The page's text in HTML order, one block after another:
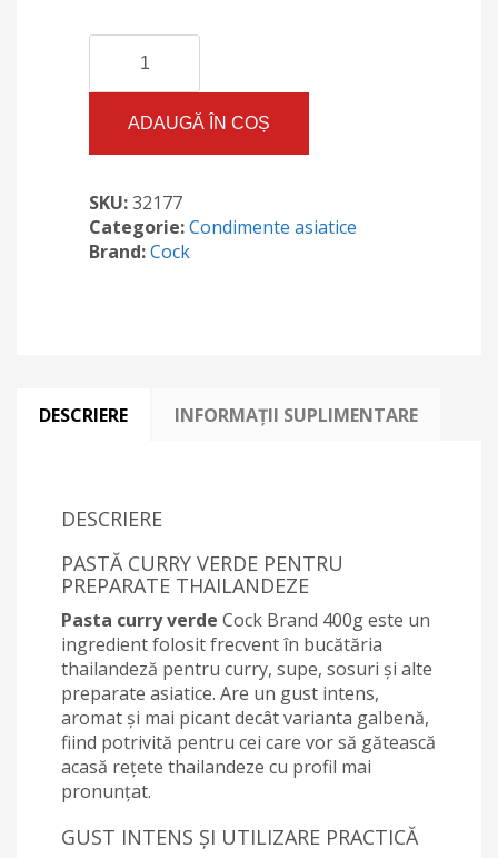
Curry
verde
400g
ADAUGĂ ÎN COȘ
SKU:32177
Categorie:Condimente asiatice
Brand:Cock
DESCRIERE INFORMAȚII SUPLIMENTARE
DESCRIERE
PASTĂ CURRY VERDE PENTRU
PREPARATE THAILANDEZE
Pasta curry verde Cock Brand 400g este un
ingredient folosit frecvent în bucătăria
thailandeză pentru curry, supe, sosuri și alte
preparate asiatice. Are un gust intens,
aromat și mai picant decât varianta galbenă,
fiind potrivită pentru cei care vor să gătească
acasă rețete thailandeze cu profil mai
pronunțat.
GUST INTENS ȘI UTILIZARE PRACTICĂ